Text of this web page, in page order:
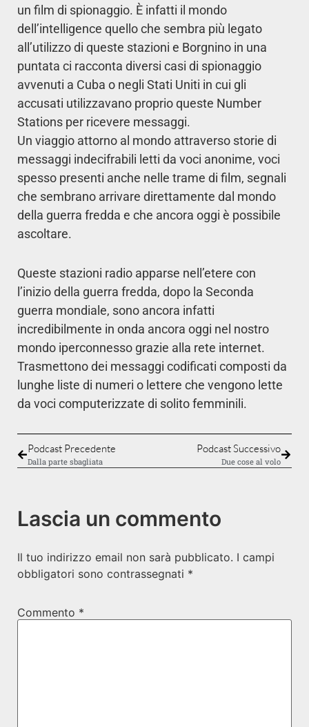
un film di spionaggio. È infatti il mondo
dell’intelligence quello che sembra più legato
all’utilizzo di queste stazioni e Borgnino in una
puntata ci racconta diversi casi di spionaggio
avvenuti a Cuba o negli Stati Uniti in cui gli
accusati utilizzavano proprio queste Number
Stations per ricevere messaggi.
Un viaggio attorno al mondo attraverso storie di
messaggi indecifrabili letti da voci anonime, voci
spesso presenti anche nelle trame di film, segnali
che sembrano arrivare direttamente dal mondo
della guerra fredda e che ancora oggi è possibile
ascoltare.
Queste stazioni radio apparse nell’etere con
l’inizio della guerra fredda, dopo la Seconda
guerra mondiale, sono ancora infatti
incredibilmente in onda ancora oggi nel nostro
mondo iperconnesso grazie alla rete internet.
Trasmettono dei messaggi codificati composti da
lunghe liste di numeri o lettere che vengono lette
da voci computerizzate di solito femminili.
Podcast Precedente
Dalla parte sbagliata
Podcast Successivo
Due cose al volo
Lascia un commento
Il tuo indirizzo email non sarà pubblicato. I campi
obbligatori sono contrassegnati *
Commento *